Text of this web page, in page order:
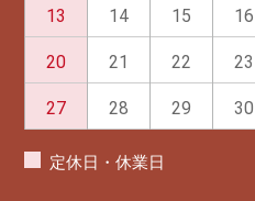
13 14 15 16
20 21 22 23
27 28 29 30
定休日・休業日